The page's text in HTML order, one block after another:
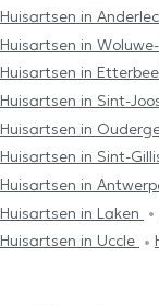
Huisartsen in
Huisartsen in
Huisartsen in
Huisartsen in Sint-
Huisartsen in
Huisartsen in Sint-
Huisartsen in
Huisartsen in Laken
Huisartsen in Uccle